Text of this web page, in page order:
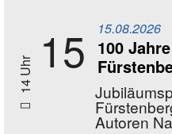
14 Uhr 15 15.08.2026
100
Autoren